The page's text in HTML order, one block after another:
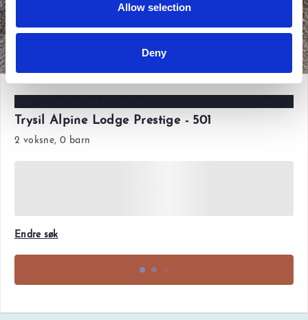
Allow selection
Deny
Trysil Alpine Lodge Prestige - 501
2 voksne, 0 barn
Endre søk